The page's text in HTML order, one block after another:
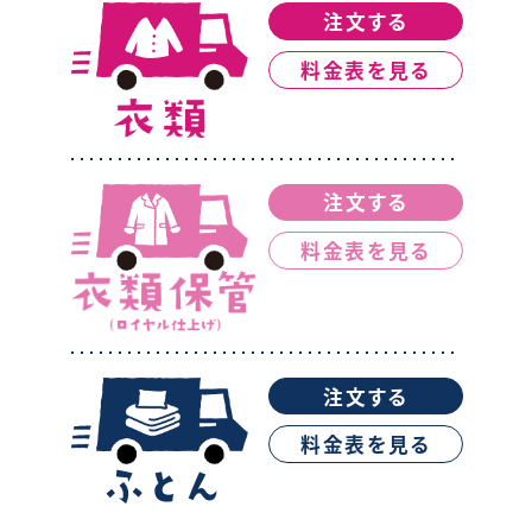
注文する
料金表を見る
注文する
料金表を見る
ふとん
注文する
料金表を見る